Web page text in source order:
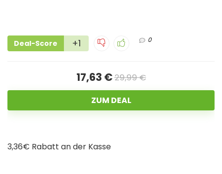
Deal-Score +1 0
17,63 €29,99 €
ZUM DEAL
3,36€ Rabatt an der Kasse